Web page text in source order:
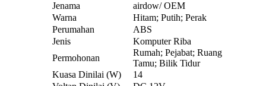
Jenama
airdow/ OEM
Warna
Hitam; Putih; Perak
Perumahan
ABS
Jenis
Komputer Riba
Permohonan
Rumah; Pejabat; Ruang
Tamu; Bilik Tidur
Kuasa Dinilai (W)
14